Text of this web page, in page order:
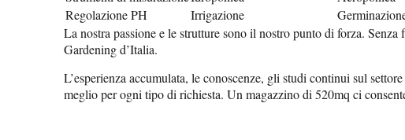
Regolazione PH
Irrigazione
La nostra passione e le strutture sono il nostro punto di forza.
Gardening d’Italia.
L’esperienza accumulata, le conoscenze, gli studi continui sul
meglio per ogni tipo di richiesta. Un magazzino di 520mq ci